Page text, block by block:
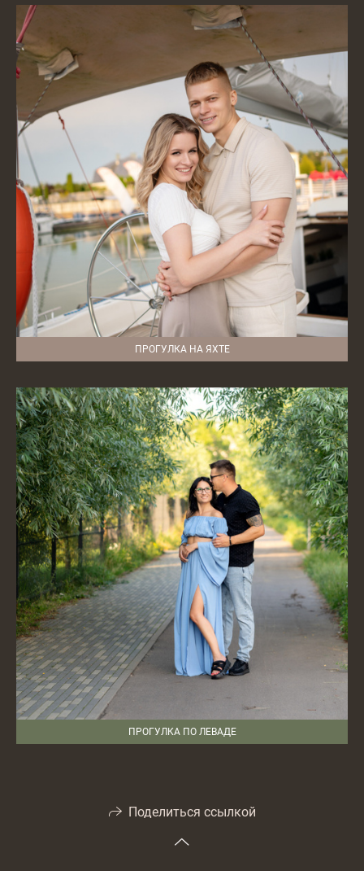
ПРОГУЛКА НА ЯХТЕ
ПРОГУЛКА ПО ЛЕВАДЕ
Поделиться ссылкой